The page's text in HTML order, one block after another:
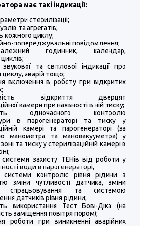
має такі індикації:
стерилізації;
та агрегатів;
кожного циклу;
попереджувальні повідомлення;
годинник, календар,
звукової та світлової індикації про
циклу, аварій тощо;
включення в роботу при відкритих
відкриття дверцят
камери при наявності в ній тиску;
одночасного контролю
в парогенераторі та тиску у
камері та парогенераторі (за
манометра та мановакууметра) у
та тиску у стерилізаційній камері в
системи захисту ТЕНів від роботи у
води в парогенераторі;
системи контролю рівня рідини з
зміни чутливості датчика, зміни
спрацьовування та системою
датчиків рівня рідини;
використання Тест Бові-Діка (на
заміщення повітря пором);
роботи при виникненні аварійних